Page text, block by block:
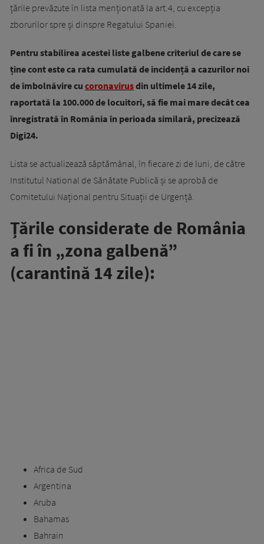
țările prevăzute în lista menționată la art.4, cu excepția
zborurilor spre și dinspre Regatului Spaniei.
Pentru stabilirea acestei liste galbene criteriul de care se
ține cont este ca rata cumulată de incidență a cazurilor noi
de îmbolnăvire cu coronavirusdin ultimele 14 zile,
raportată la 100.000 de locuitori, să fie mai mare decât cea
înregistrată în România în perioada similară, precizează
Digi24.
Lista se actualizează săptămânal, în fiecare zi de luni, de către
Institutul National de Sănătate Publică și se aprobă de
Comitetului Național pentru Situații de Urgență.
Țările considerate de România
a fi în „zona galbenă”
(carantină 14 zile):
Africa de Sud
Argentina
Aruba
Bahamas
Bahrain